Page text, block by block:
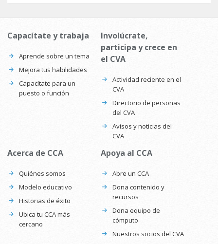
Capacítate y trabaja
Aprende sobre un tema
Mejora tus habilidades
Capacítate para un
puesto o función
Involúcrate,
participa y crece en
el CVA
Actividad reciente en el
CVA
Directorio de personas
del CVA
Avisos y noticias del
CVA
Acerca de CCA
Quiénes somos
Modelo educativo
Historias de éxito
Ubica tu CCA más
cercano
Apoya al CCA
Abre un CCA
Dona contenido y
recursos
Dona equipo de
cómputo
Nuestros socios del CVA